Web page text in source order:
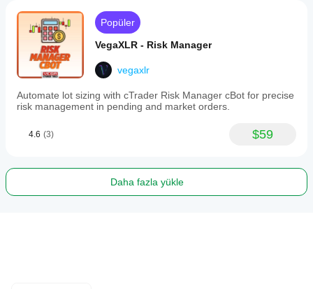
Popüler
VegaXLR - Risk Manager
vegaxlr
Automate lot sizing with cTrader Risk Manager cBot for precise
risk management in pending and market orders.
4.6 (3) $59
Daha fazla yükle